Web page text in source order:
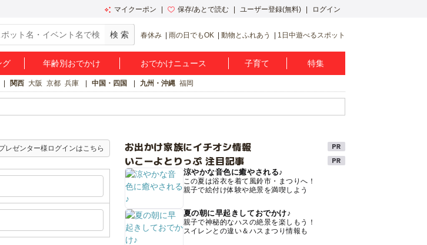
マイクーポン 保存/あとで読む ユーザー登録(無料) ログイン
春休み 雨の日でもOK 動物とふれあう 1日中遊べるスポット
グ 年齢別おでかけ おでかけニュース 子育て 特集
関西 大阪 京都 兵庫 中国・四国 九州・沖縄 福岡
レゼンター様ログインはこちら
お出かけ家族にイチオシ情報
いこーよとりっぷ 注目記事
涼やかな音色に癒やされる♪
この夏は浴衣を着て風鈴市・まつりへ！
親子で絵付け体験や絶景を満喫しよう
夏の朝に早起きしておでかけ♪
親子で神秘的なハスの絶景を楽しもう！
スイレンとの違い＆ハスまつり情報も